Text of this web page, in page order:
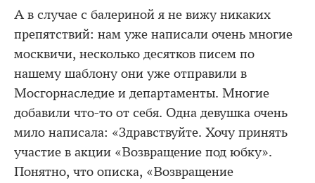
А в случае с балериной я не вижу никаких
препятствий: нам уже написали очень многие
москвичи, несколько десятков писем по
нашему шаблону они уже отправили в
Мосгорнаследие и департаменты. Многие
добавили что-то от себя. Одна девушка очень
мило написала: «Здравствуйте. Хочу принять
участие в акции «Возвращение под юбку».
Понятно, что описка, «Возвращение